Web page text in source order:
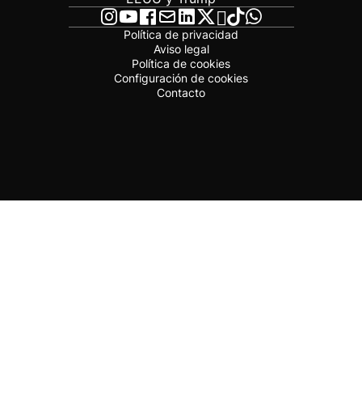
Política de privacidad
Aviso legal
Política de cookies
Configuración de cookies
Contacto